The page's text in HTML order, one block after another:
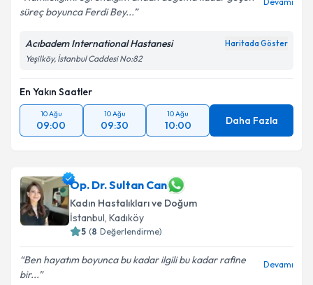
süreç boyunca Ferdi Bey...
Acıbadem International Hastanesi Haritada Göster
Yeşilköy, İstanbul Caddesi No:82
En Yakın Saatler
10 Ağu
09:00
10 Ağu
09:30
10 Ağu
10:00 Daha Fazla
Op. Dr. Sultan Can
Kadın Hastalıkları ve Doğum
İstanbul, Kadıköy
5 (8 Değerlendirme)
Ben hayatım boyunca bu kadar ilgili bu kadar rafine
bir...
Devamı